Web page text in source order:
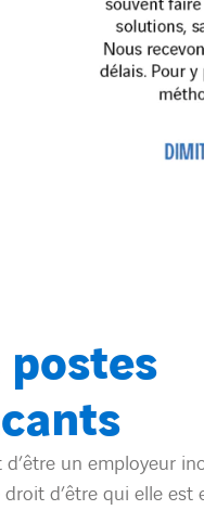
postes
un employeur
droit d’être qui elle